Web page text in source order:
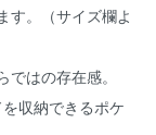
す。（サイズ欄よ
はの存在感。
収納できるポケ